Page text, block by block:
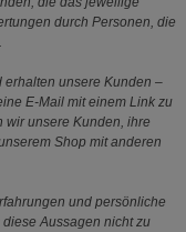
durch Personen, die
erhalten unsere Kunden –
E-Mail mit einem Link zu
wir unsere Kunden, ihre
Shop mit anderen
und persönliche
Aussagen nicht zu